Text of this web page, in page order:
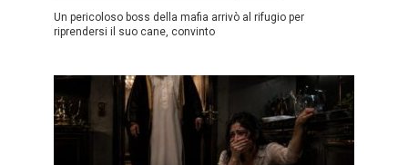
Un pericoloso boss della mafia arrivò al rifugio per
riprendersi il suo cane, convinto